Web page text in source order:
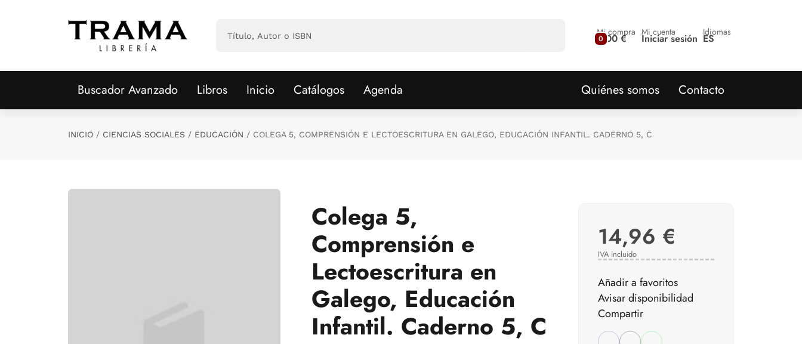
0
Mi compra
0,00 € Mi cuenta
Iniciar sesión Idiomas
ES
Buscador Avanzado Libros Inicio Catálogos Agenda Quiénes somos Contacto
INICIO CIENCIAS SOCIALES EDUCACIÓN COLEGA 5, COMPRENSIÓN E LECTOESCRITURA EN GALEGO, EDUCACIÓN INFANTIL. CADERNO 5, C
Colega 5,
Comprensión e
Lectoescritura en
Galego, Educación
Infantil. Caderno 5, C
14,96 €
IVA incluido
Añadir a favoritos
Avisar disponibilidad
Compartir